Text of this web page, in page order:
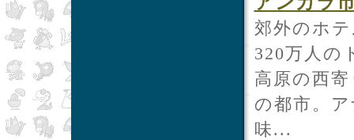
郊外のホ
320万人の
高原の西
の都市。
味...